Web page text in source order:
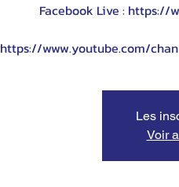
Facebook Live : https://
https://www.youtube.com/
Les
Voir